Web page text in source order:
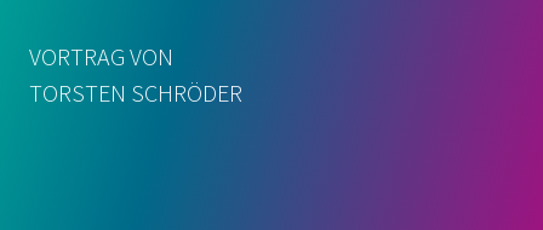
VORTRAG VON
TORSTEN SCHRÖDER